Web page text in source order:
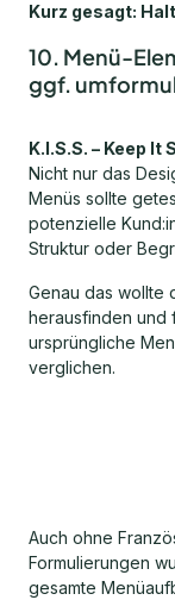
Kurz gesagt:
10. Menü-
ggf.
K.I.S.S. – Keep It
Nicht nur das
Menüs sollte
potenzielle
Struktur oder
Genau das wollte
herausfinden und
ursprüngliche
verglichen.
Auch ohne
Formulierungen
gesamte